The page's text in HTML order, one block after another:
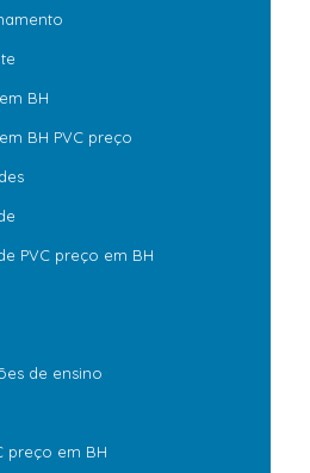
BH
BH PVC preço
PVC preço em BH
de ensino
preço em BH